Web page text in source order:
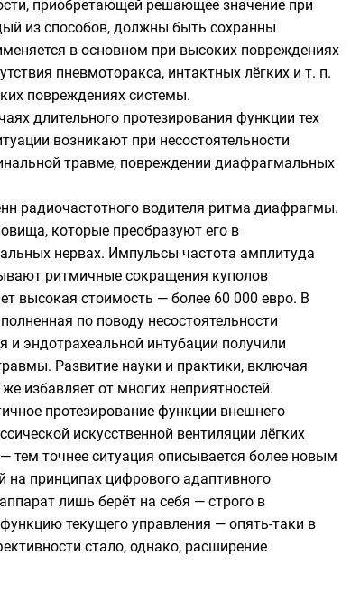
приобретающей решающее значение при
из способов, должны быть сохранны
в основном при высоких повреждениях
пневмоторакса, интактных лёгких и т. п.
повреждениях системы.
длительного протезирования функции тех
возникают при несостоятельности
травме, повреждении диафрагмальных
радиочастотного водителя ритма диафрагмы.
которые преобразуют его в
нервах. Импульсы частота амплитуда
ритмичные сокращения куполов
высокая стоимость — более 60 000 евро. В
по поводу несостоятельности
и эндотрахеальной интубации получили
Развитие науки и практики, включая
избавляет от многих неприятностей.
протезирование функции внешнего
искусственной вентиляции лёгких
точнее ситуация описывается более новым
на принципах цифрового адаптивного
лишь берёт на себя — строго в
текущего управления — опять-таки в
стало, однако, расширение